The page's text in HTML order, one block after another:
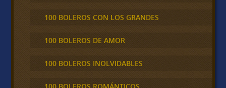
100 BOLEROS CON LOS GRANDES
100 BOLEROS DE AMOR
100 BOLEROS INOLVIDABLES
100 BOLEROS ROMÁNTICOS